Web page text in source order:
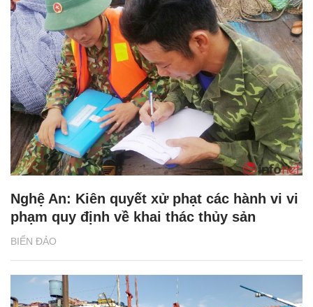
BIỂN ĐẢO
Nghệ An: Kiên quyết xử phạt các hành vi vi
phạm quy định về khai thác thủy sản